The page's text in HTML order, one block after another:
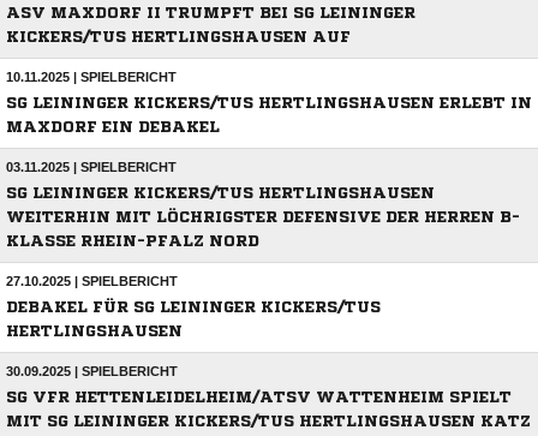
ASV MAXDORF II TRUMPFT BEI SG LEININGER
KICKERS/TUS HERTLINGSHAUSEN AUF
10.11.2025 | SPIELBERICHT
SG LEININGER KICKERS/TUS HERTLINGSHAUSEN ERLEBT IN
MAXDORF EIN DEBAKEL
03.11.2025 | SPIELBERICHT
SG LEININGER KICKERS/TUS HERTLINGSHAUSEN
WEITERHIN MIT LÖCHRIGSTER DEFENSIVE DER HERREN B-
KLASSE RHEIN-PFALZ NORD
27.10.2025 | SPIELBERICHT
DEBAKEL FÜR SG LEININGER KICKERS/TUS
HERTLINGSHAUSEN
30.09.2025 | SPIELBERICHT
SG VFR HETTENLEIDELHEIM/ATSV WATTENHEIM SPIELT
MIT SG LEININGER KICKERS/TUS HERTLINGSHAUSEN KATZ